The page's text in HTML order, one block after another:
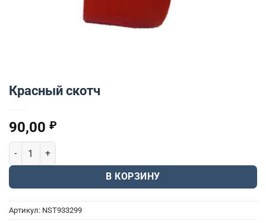
Красный скотч
90,00 ₽
Количество товара Красный скотч
В КОРЗИНУ
Артикул: NST933299